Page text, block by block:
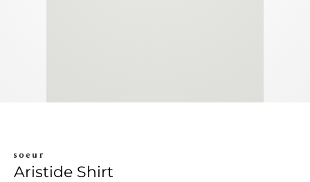
Aristide Shirt